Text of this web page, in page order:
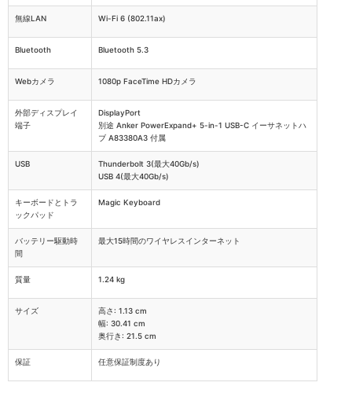
無線LAN Wi-Fi 6 (802.11ax)
Bluetooth Bluetooth 5.3
Webカメラ 1080p FaceTime HDカメラ
外部ディスプレイ
端子
DisplayPort
別途 Anker PowerExpand+ 5-in-1 USB-C イーサネットハ
ブ A83380A3 付属
USB
Thunderbolt 3(最大40Gb/s)
USB 4(最大40Gb/s)
キーボードとトラ
ックパッド
Magic Keyboard
バッテリー駆動時
間
最大15時間のワイヤレスインターネット
質量 1.24 kg
サイズ
高さ: 1.13 cm
幅: 30.41 cm
奥行き: 21.5 cm
保証 任意保証制度あり